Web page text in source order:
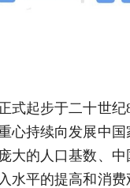
式起步于二十世纪
心持续向发展中国
大的人口基数、
水平的提高和消费